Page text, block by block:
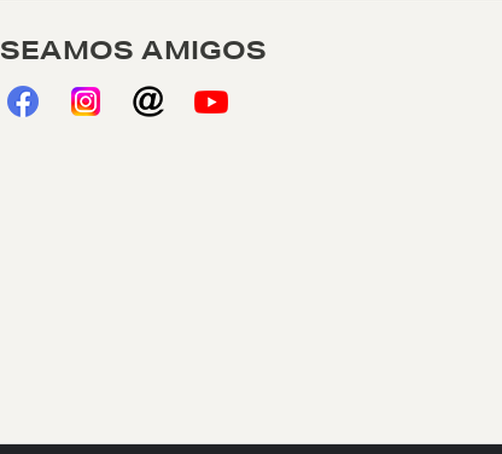
SEAMOS AMIGOS